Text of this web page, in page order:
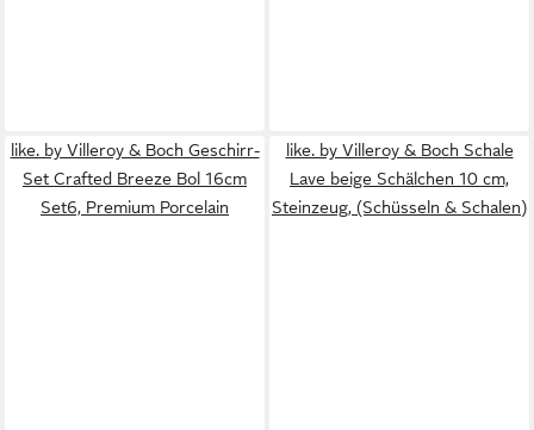
like. by Villeroy & Boch Geschirr-
Set Crafted Breeze Bol 16cm
Set6, Premium Porcelain
like. by Villeroy & Boch Schale
Lave beige Schälchen 10 cm,
Steinzeug, (Schüsseln & Schalen)